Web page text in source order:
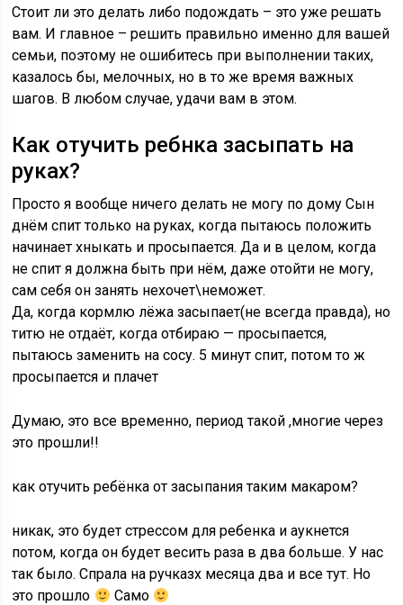
Стоит ли это делать либо подождать – это уже решать
вам. И главное – решить правильно именно для вашей
семьи, поэтому не ошибитесь при выполнении таких,
казалось бы, мелочных, но в то же время важных
шагов. В любом случае, удачи вам в этом.
Как отучить ребнка засыпать на
руках?
Просто я вообще ничего делать не могу по дому Сын
днём спит только на руках, когда пытаюсь положить
начинает хныкать и просыпается. Да и в целом, когда
не спит я должна быть при нём, даже отойти не могу,
сам себя он занять нехочет\неможет.
Да, когда кормлю лёжа засыпает(не всегда правда), но
титю не отдаёт, когда отбираю — просыпается,
пытаюсь заменить на сосу. 5 минут спит, потом то ж
просыпается и плачет
Думаю, это все временно, период такой ,многие через
это прошли!!
как отучить ребёнка от засыпания таким макаром?
никак, это будет стрессом для ребенка и аукнется
потом, когда он будет весить раза в два больше. У нас
так было. Спрала на ручказх месяца два и все тут. Но
это прошло
Само